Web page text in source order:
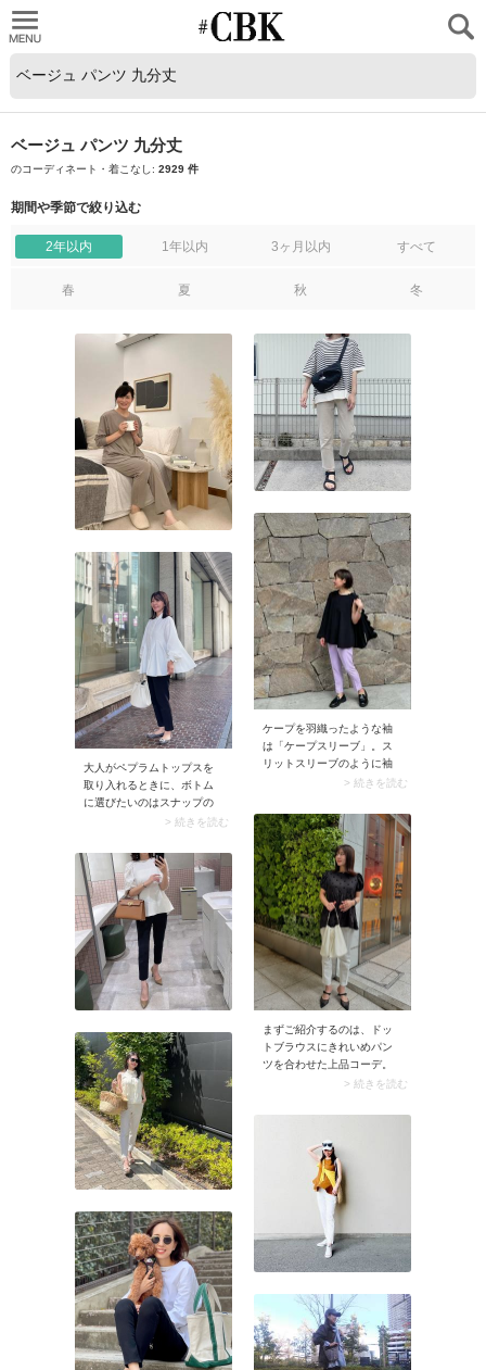
ベージュ パンツ 九分丈
のコーディネート・着こなし: 2929 件
期間や季節で絞り込む
2年以内 1年以内 3ヶ月以内 すべて
春 夏 秋 冬
ケープを羽織ったような袖
は「ケープスリーブ」。ス
リットスリーブのように袖
下が開いていて、肩から腕
インです。ゆったりとして
布面積が多いのでボディラ
インをさりげなくカバー。
その一方でデザインは優美
なので上品に着こなせま
す。
> 続きを読む
大人がペプラムトップスを
取り入れるときに、ボトム
に選びたいのはスナップの
ような「程よくゆとりがあ
これならバランスよく着こ
なせますよ。避けた方がい
いのはボリューミーすぎる
ワイドパンツ。ペプラムト
ップスとのバランスを取り
にくいのが理由です。ま
た、スキニーパンツやアン
クルパンツとのコーデは時
代遅れ感が出てしまう可能
性があります。
> 続きを読む
まずご紹介するのは、ドッ
トブラウスにきれいめパン
ツを合わせた上品コーデ。
ON・OFF着こなせる万能な
っぽさと可愛さを最大限に
す。幼く見えがちなドット
柄も、ボトムスをピリッと
引き締めることで品格のあ
る大人コーデになじみま
> 続きを読む